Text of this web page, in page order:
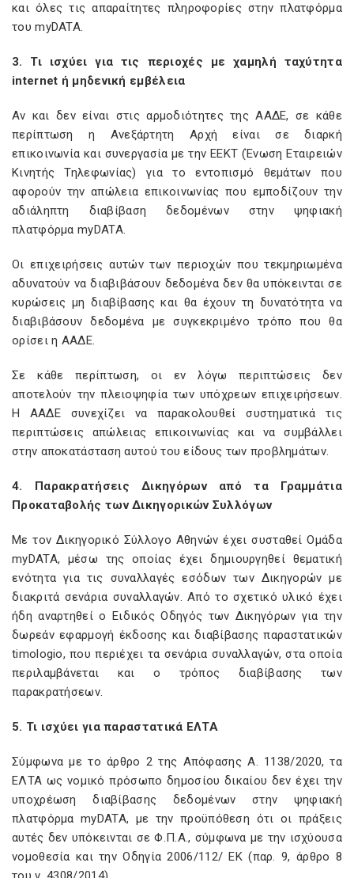
και όλες τις απαραίτητες πληροφορίες στην πλατφόρμα
του myDATA.
3. Τι ισχύει για τις περιοχές με χαμηλή ταχύτητα
internet ή μηδενική εμβέλεια
Αν και δεν είναι στις αρμοδιότητες της ΑΑΔΕ, σε κάθε
περίπτωση η Ανεξάρτητη Αρχή είναι σε διαρκή
επικοινωνία και συνεργασία με την ΕΕΚΤ (Ένωση Εταιρειών
Κινητής Τηλεφωνίας) για το εντοπισμό θεμάτων που
αφορούν την απώλεια επικοινωνίας που εμποδίζουν την
αδιάληπτη διαβίβαση δεδομένων στην ψηφιακή
πλατφόρμα myDATA.
Οι επιχειρήσεις αυτών των περιοχών που τεκμηριωμένα
αδυνατούν να διαβιβάσουν δεδομένα δεν θα υπόκεινται σε
κυρώσεις μη διαβίβασης και θα έχουν τη δυνατότητα να
διαβιβάσουν δεδομένα με συγκεκριμένο τρόπο που θα
ορίσει η ΑΑΔΕ.
Σε κάθε περίπτωση, οι εν λόγω περιπτώσεις δεν
αποτελούν την πλειοψηφία των υπόχρεων επιχειρήσεων.
Η ΑΑΔΕ συνεχίζει να παρακολουθεί συστηματικά τις
περιπτώσεις απώλειας επικοινωνίας και να συμβάλλει
στην αποκατάσταση αυτού του είδους των προβλημάτων.
4. Παρακρατήσεις Δικηγόρων από τα Γραμμάτια
Προκαταβολής των Δικηγορικών Συλλόγων
Με τον Δικηγορικό Σύλλογο Αθηνών έχει συσταθεί Ομάδα
myDATA, μέσω της οποίας έχει δημιουργηθεί θεματική
ενότητα για τις συναλλαγές εσόδων των Δικηγορών με
διακριτά σενάρια συναλλαγών. Από το σχετικό υλικό έχει
ήδη αναρτηθεί ο Ειδικός Οδηγός των Δικηγόρων για την
δωρεάν εφαρμογή έκδοσης και διαβίβασης παραστατικών
timologio, που περιέχει τα σενάρια συναλλαγών, στα οποία
περιλαμβάνεται και ο τρόπος διαβίβασης των
παρακρατήσεων.
5. Τι ισχύει για παραστατικά ΕΛΤΑ
Σύμφωνα με το άρθρο 2 της Απόφασης Α. 1138/2020, τα
ΕΛΤΑ ως νομικό πρόσωπο δημοσίου δικαίου δεν έχει την
υποχρέωση διαβίβασης δεδομένων στην ψηφιακή
πλατφόρμα myDATA, με την προϋπόθεση ότι οι πράξεις
αυτές δεν υπόκεινται σε Φ.Π.Α., σύμφωνα με την ισχύουσα
νομοθεσία και την Οδηγία 2006/112/ ΕΚ (παρ. 9, άρθρο 8